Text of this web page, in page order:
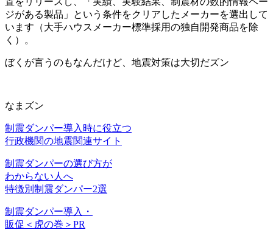
ジがある製品」という条件をクリアしたメーカーを選出して
います（大手ハウスメーカー標準採用の独自開発商品を除
く）。
ぼくが言うのもなんだけど、地震対策は大切だズン
なまズン
制震ダンパー導入時に役立つ
行政機関の地震関連サイト
制震ダンパーの選び方が
わからない人へ
特徴別制震ダンパー2選
制震ダンパー導入・
販促＜虎の巻＞PR